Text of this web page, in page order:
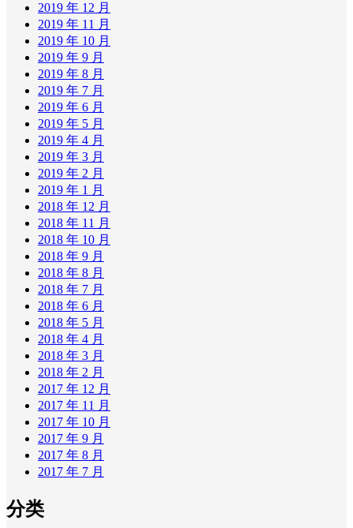
2019 年 12 月
2019 年 11 月
2019 年 10 月
2019 年 9 月
2019 年 8 月
2019 年 7 月
2019 年 6 月
2019 年 5 月
2019 年 4 月
2019 年 3 月
2019 年 2 月
2019 年 1 月
2018 年 12 月
2018 年 11 月
2018 年 10 月
2018 年 9 月
2018 年 8 月
2018 年 7 月
2018 年 6 月
2018 年 5 月
2018 年 4 月
2018 年 3 月
2018 年 2 月
2017 年 12 月
2017 年 11 月
2017 年 10 月
2017 年 9 月
2017 年 8 月
2017 年 7 月
分类